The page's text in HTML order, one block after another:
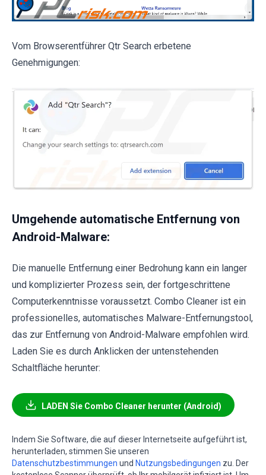
Vom Browserentführer Qtr Search erbetene
Genehmigungen:
Umgehende automatische Entfernung von
Android-Malware:
Die manuelle Entfernung einer Bedrohung kann ein langer
und komplizierter Prozess sein, der fortgeschrittene
Computerkenntnisse voraussetzt. Combo Cleaner ist ein
professionelles, automatisches Malware-Entfernungstool,
das zur Entfernung von Android-Malware empfohlen wird.
Laden Sie es durch Anklicken der untenstehenden
Schaltfläche herunter:
LADEN Sie Combo Cleaner herunter (Android)
Indem Sie Software, die auf dieser Internetseite aufgeführt ist,
herunterladen, stimmen Sie unseren
Datenschutzbestimmungen und Nutzungsbedingungen zu. Der